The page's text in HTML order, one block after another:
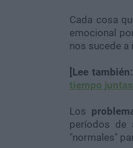
Cada cosa
emocional
nos sucede a
[Lee también:
tiempo
Los
períodos de
"normales"